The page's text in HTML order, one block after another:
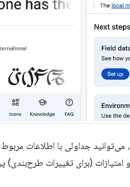
، می‌توانید جداولی با اطلاعات
(برای تغییرات طرح‌بندی)